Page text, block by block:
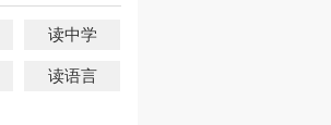
读中学
读语言